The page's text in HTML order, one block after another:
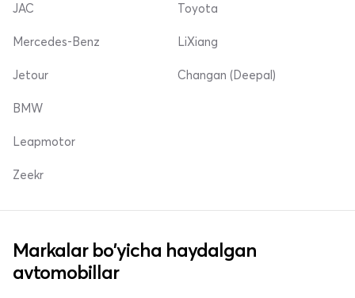
JAC
Mercedes-Benz
Jetour
Toyota
LiXiang
Changan (Deepal)
BMW
Leapmotor
Zeekr
Markalar bo'yicha haydalgan
avtomobillar